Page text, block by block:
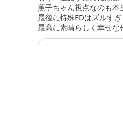
薫子ちゃん視点なのも本
最後に特殊EDはズルす
最高に素晴らしく幸せな